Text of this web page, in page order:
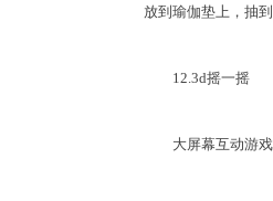
放到瑜伽垫上，抽
12.3d摇一摇
大屏幕互动游戏